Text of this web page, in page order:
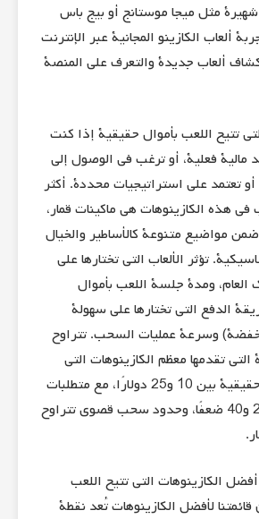
مثل ميجا موستانج أو بيج باس
ألعاب الكازينو المجانية عبر الإنترنت
ألعاب جديدة والتعرف على المنصة
تتيح اللعب بأموال حقيقية إذا كنت
فعلية، أو ترغب في الوصول إلى
أو تعتمد على استراتيجيات محددة. أكثر
في هذه الكازينوهات هي ماكينات قمار،
مواضيع متنوعة كالأساطير والخيال
تؤثر الألعاب التي تختارها على
ومدة جلسة اللعب بأموال
الدفع التي تختارها على سهولة
وسرعة عمليات السحب. تتراوح
التي تقدمها معظم الكازينوهات التي
تتيح اللعب بأموال حقيقية بين 10 و25 دولارًا، مع متطلبات
رهان تتراوح بين 25 و40 ضعفًا، وحدود سحب قصوى تتراوح
الكازينوهات التي تتيح اللعب
لأفضل الكازينوهات تُعد نقطة